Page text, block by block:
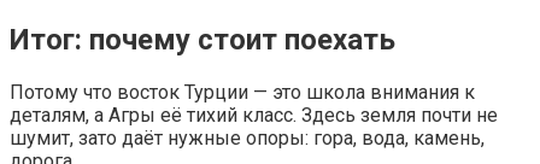
Итог: почему стоит поехать
Потому что восток Турции — это школа внимания к
деталям, а Агры её тихий класс. Здесь земля почти не
шумит, зато даёт нужные опоры: гора, вода, камень,